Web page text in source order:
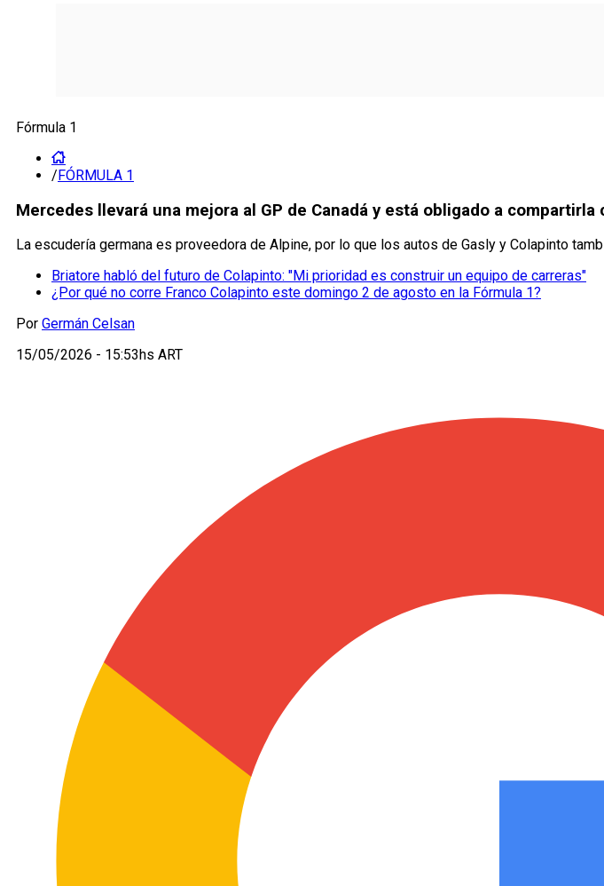
Fórmula 1
/FÓRMULA 1
Mercedes llevará una mejora al GP de Canadá y está obligado a compartirla
La escudería germana es proveedora de Alpine, por lo que los autos de Gasly y Colapinto
Briatore habló del futuro de Colapinto: "Mi prioridad es construir un equipo de carreras"
¿Por qué no corre Franco Colapinto este domingo 2 de agosto en la Fórmula 1?
Por Germán Celsan
15/05/2026 - 15:53hs ART